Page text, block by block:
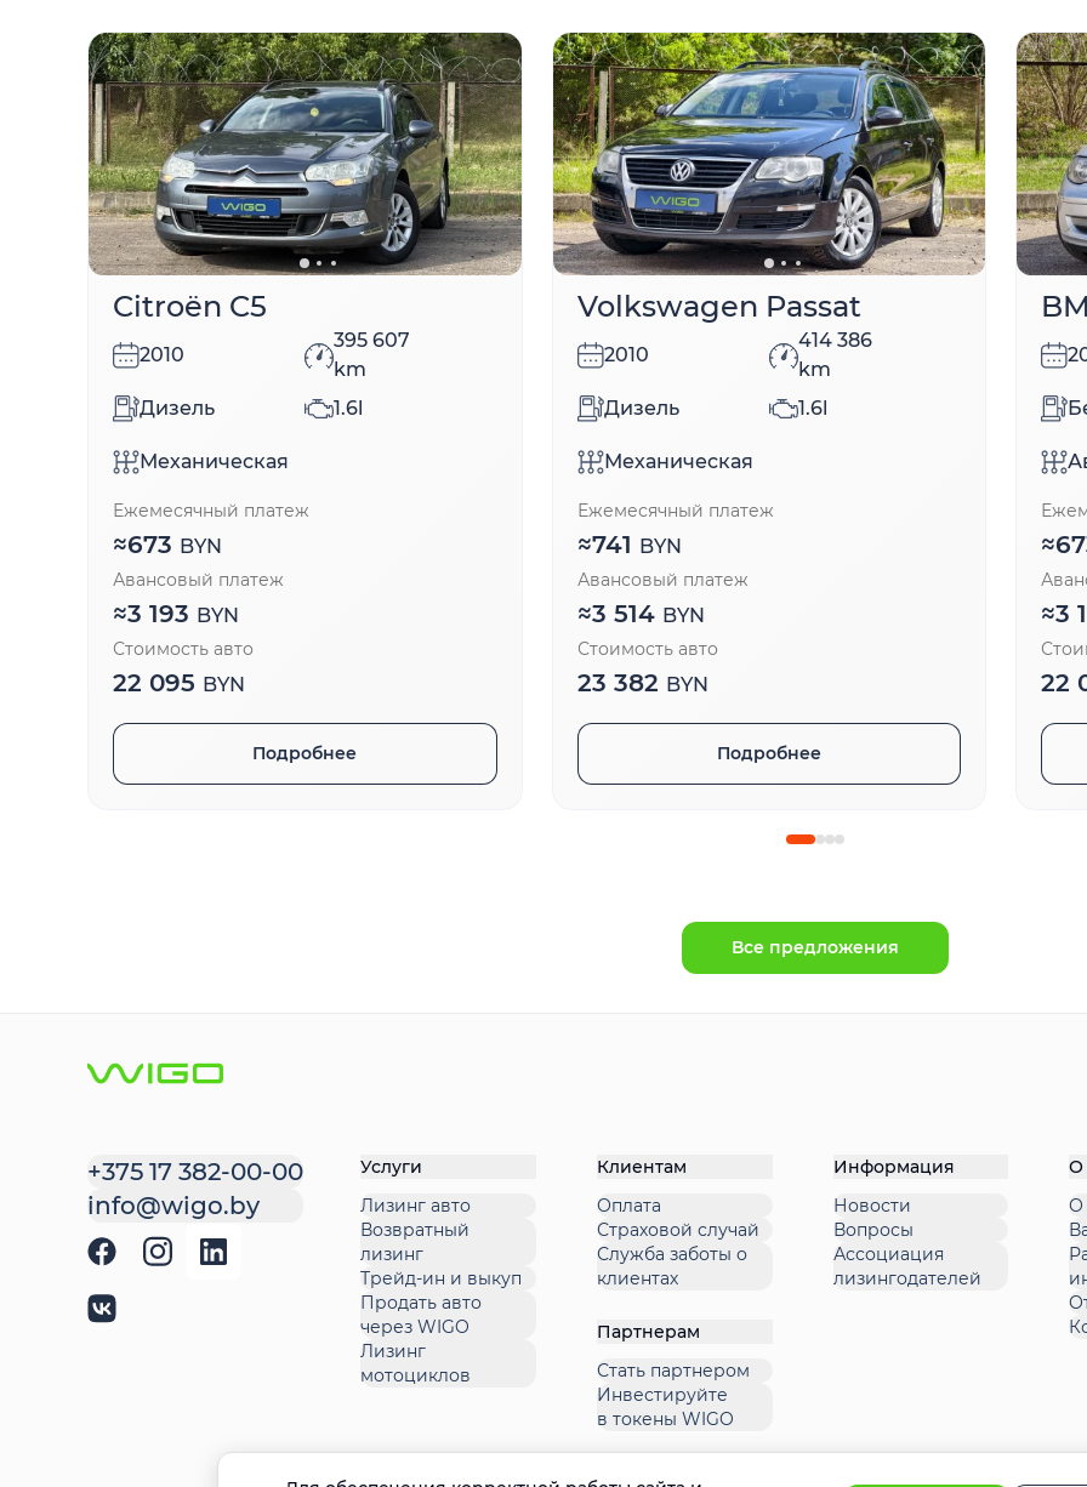
Citroën C5
2010
395 607
km
Дизель
1.6l
Механическая
Ежемесячный платеж
≈673 BYN
Авансовый платеж
≈3 193 BYN
Стоимость авто
22 095 BYN
Подробнее
Volkswagen Passat
2010
414 386
km
Дизель
1.6l
Механическая
Ежемесячный платеж
≈741 BYN
Авансовый платеж
≈3 514 BYN
Стоимость авто
23 382 BYN
Подробнее
≈
≈3
22
Все предложения
+375 17 382-00-00
info@wigo.by
Услуги
Лизинг авто
Возвратный
лизинг
Трейд-ин и выкуп
Продать авто
через WIGO
Лизинг
мотоциклов
Клиентам
Оплата
Страховой случай
Служба заботы о
клиентах
Партнерам
Стать партнером
Инвестируйте
в токены WIGO
Информация
Новости
Вопросы
Ассоциация
лизингодателей
О
О